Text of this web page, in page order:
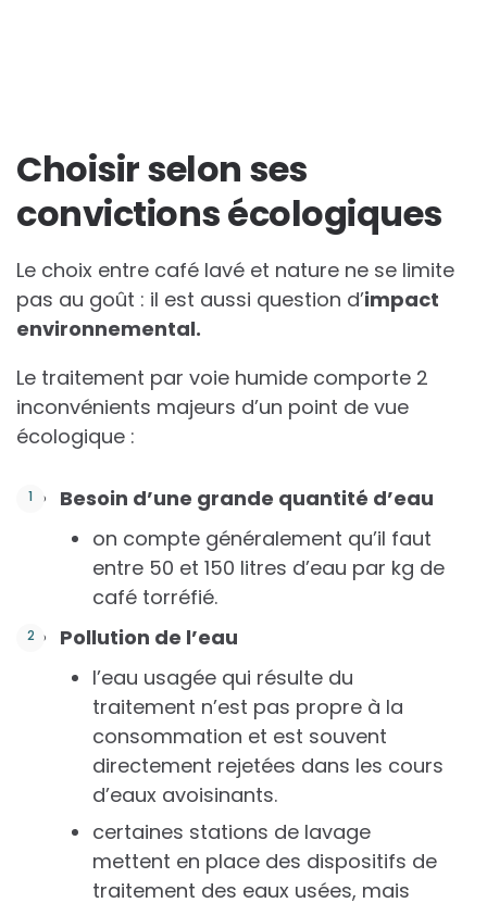
Choisir selon ses
convictions écologiques
Le choix entre café lavé et nature ne se limite
pas au goût : il est aussi question d’impact
environnemental.
Le traitement par voie humide comporte 2
inconvénients majeurs d’un point de vue
écologique :
Besoin d’une grande quantité d’eau
on compte généralement qu’il faut
entre 50 et 150 litres d’eau par kg de
café torréfié.
Pollution de l’eau
l’eau usagée qui résulte du
traitement n’est pas propre à la
consommation et est souvent
directement rejetées dans les cours
d’eaux avoisinants.
certaines stations de lavage
mettent en place des dispositifs de
traitement des eaux usées, mais